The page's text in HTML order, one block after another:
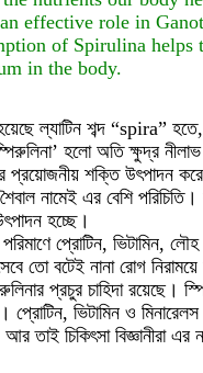
effective role in
of Spirulina helps
in the body.
ল্যাটিন শব্দ “spira”
হলো অতি ক্ষুদ্র
প্রয়োজনীয় শক্তি উৎপাদন
নামেই এর বেশি পরিচিতি।
হচ্ছে।
প্রোটিন, ভিটামিন,
তো বটেই নানা রোগ
প্রচুর চাহিদা রয়েছে।
প্রোটিন, ভিটামিন ও
তাই চিকিৎসা বিজ্ঞানীরা এর